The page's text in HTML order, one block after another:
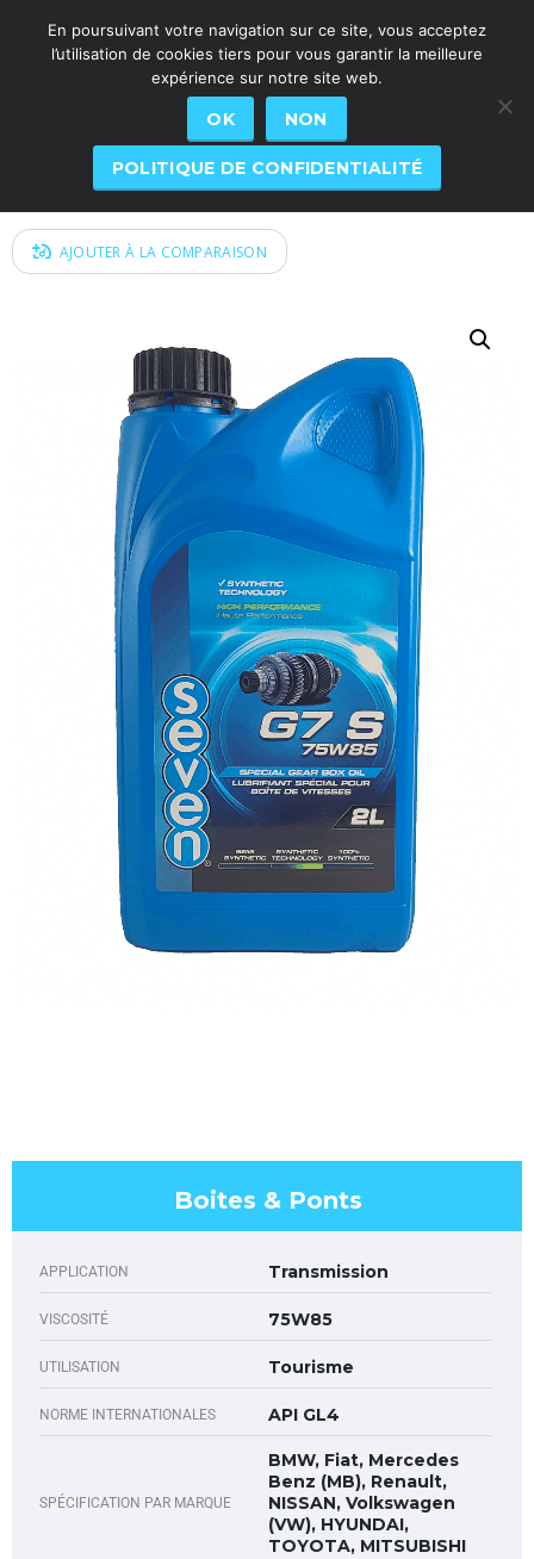
G7 S 75W85
AJOUTER À LA COMPARAISON
Boites & Ponts
APPLICATION Transmission
VISCOSITÉ 75W85
UTILISATION Tourisme
NORME INTERNATIONALES API GL4
SPÉCIFICATION PAR MARQUE
BMW, Fiat, Mercedes
Benz (MB), Renault,
NISSAN, Volkswagen
(VW), HYUNDAI,
TOYOTA, MITSUBISHI
En poursuivant votre navigation sur ce site, vous acceptez
l’utilisation de cookies tiers pour vous garantir la meilleure
expérience sur notre site web.
OK NON
POLITIQUE DE CONFIDENTIALITÉ